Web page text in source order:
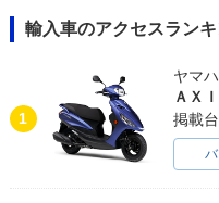
輸入車のアクセスラン
1
ヤマハ
ＡＸ
掲載